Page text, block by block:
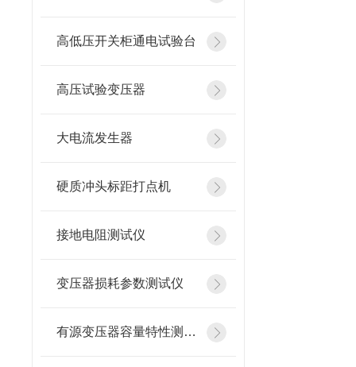
高低压开关柜通电试验台
高压试验变压器
大电流发生器
硬质冲头标距打点机
接地电阻测试仪
变压器损耗参数测试仪
有源变压器容量特性测试仪